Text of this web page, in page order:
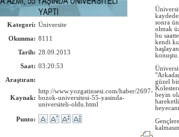
Kategori: Üniversite
Okunma: 8111
Tarih: 28.09.2013
Saat: 03:20:53
Araştıran:
Kaynak:
http://www.yozgatinsesi.com/haber/2697-
bozok-universitesi-55-yasinda-
universiteli-oldu.html
Punto:
sonra
olmak
bu
kendi
konuştu.
güzel
beyin